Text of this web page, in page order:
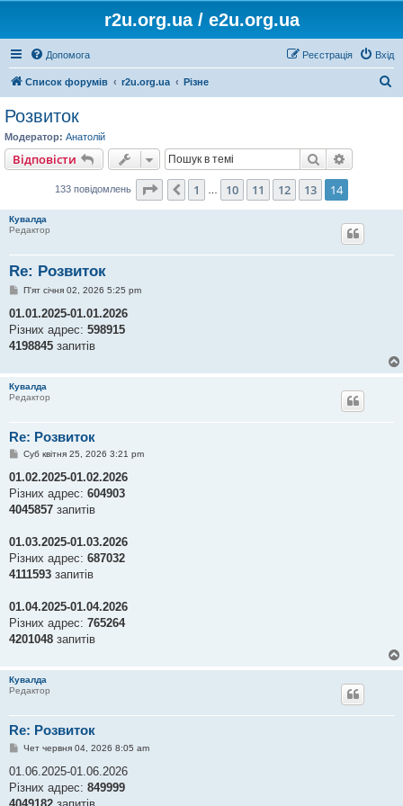
r2u.org.ua / e2u.org.ua
Допомога Вхід
Реєстрація
Список форумів r2u.org.ua Різне
Розвиток
Модератор: Анатолій
Відповісти Пошук
133 повідомлень Сторінка з14
Поперед.
1 10 11 12 13 14
Кувалда
Редактор
Re: Розвиток
П
в
д
о
е
н
н
П'ят січня 02, 2026 5:25 pm
01.01.2025-01.01.2026
Різних адрес: 598915
4198845 запитів
Кувалда
Редактор
Re: Розвиток
П
в
д
о
е
н
я
Суб квітня 25, 2026 3:21 pm
01.02.2025-01.02.2026
Різних адрес: 604903
4045857 запитів
01.03.2025-01.03.2026
Різних адрес: 687032
4111593 запитів
01.04.2025-01.04.2026
Різних адрес: 765264
4201048 запитів
Кувалда
Редактор
Re: Розвиток
П
в
д
о
Чет червня 04, 2026 8:05 am
01.06.2025-01.06.2026
Різних адрес: 849999